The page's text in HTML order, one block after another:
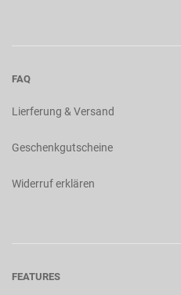
FAQ
Lierferung & Versand
Geschenkgutscheine
Widerruf erklären
FEATURES